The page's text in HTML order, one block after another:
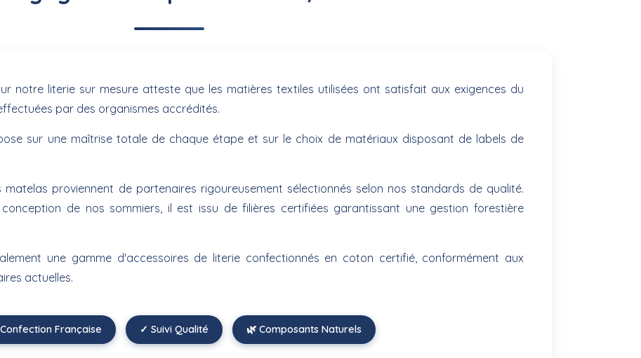
notre literie sur mesure atteste que les matières textiles utilisées ont satisfait aux exigences du
par des organismes accrédités.
sur une maîtrise totale de chaque étape et sur le choix de matériaux disposant de labels de
proviennent de partenaires rigoureusement sélectionnés selon nos standards de qualité.
de nos sommiers, il est issu de filières certifiées garantissant une gestion forestière
une gamme d'accessoires de literie confectionnés en coton certifié, conformément aux
actuelles.
Française ✓ Suivi Qualité 🌿 Composants Naturels